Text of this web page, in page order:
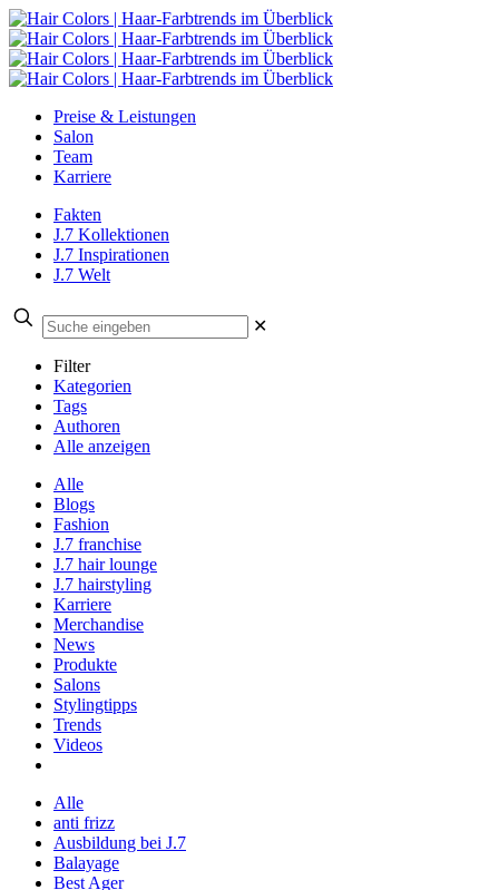
Preise & Leistungen
Salon
Team
Karriere
Fakten
J.7 Kollektionen
J.7 Inspirationen
J.7 Welt
✕
Filter
Kategorien
Tags
Authoren
Alle anzeigen
Alle
Blogs
Fashion
J.7 franchise
J.7 hair lounge
J.7 hairstyling
Karriere
Merchandise
News
Produkte
Salons
Stylingtipps
Trends
Videos
Alle
anti frizz
Ausbildung bei J.7
Balayage
Best Ager